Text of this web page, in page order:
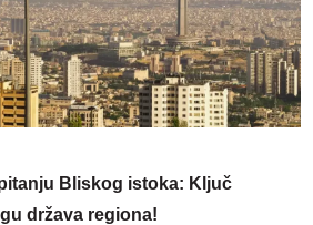
Bliskog istoka: Ključ
država regiona!